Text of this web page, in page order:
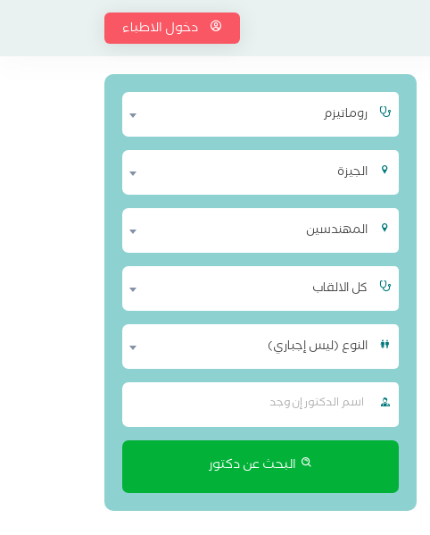
دخول الاطباء
روماتيزم
الجيزة
المهندسين
كل الالقاب
النوع (ليس إجباري)
البحث عن دكتور